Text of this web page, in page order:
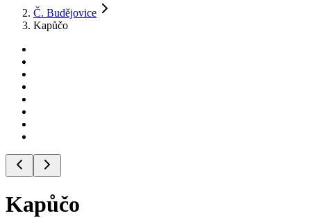
Č. Budějovice
Kapůčo
Kapůčo